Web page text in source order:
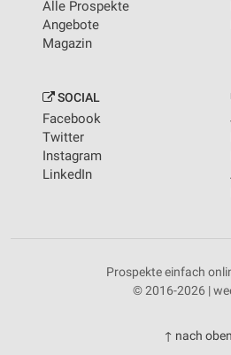
Alle Prospekte
Angebote
Magazin
SOCIAL
Facebook
Twitter
Instagram
LinkedIn
Prospekte einfach
© 2016-2026 |
↑ nach oben